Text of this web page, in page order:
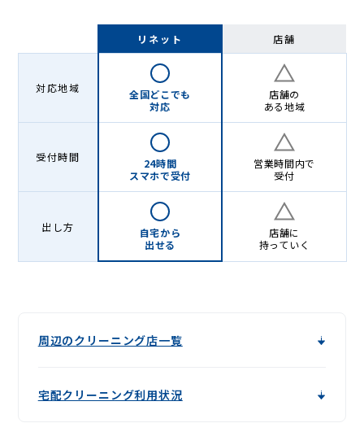
グ
ト〉
リネット 店舗
対応地域
全国どこでも
対応
店舗の
ある地域
受付時間
24時間
スマホで受付
営業時間内で
受付
出し方
自宅から
出せる
店舗に
持っていく
周辺のクリーニング店一覧
宅配クリーニング利用状況